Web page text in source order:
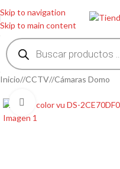
Skip to navigation
Skip to main content
Inicio/ CCTV/ Cámaras Domo
Clic para ampliar